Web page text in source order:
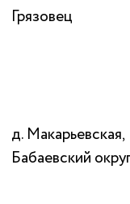
Грязовец
д. Макарьевская,
Бабаевский